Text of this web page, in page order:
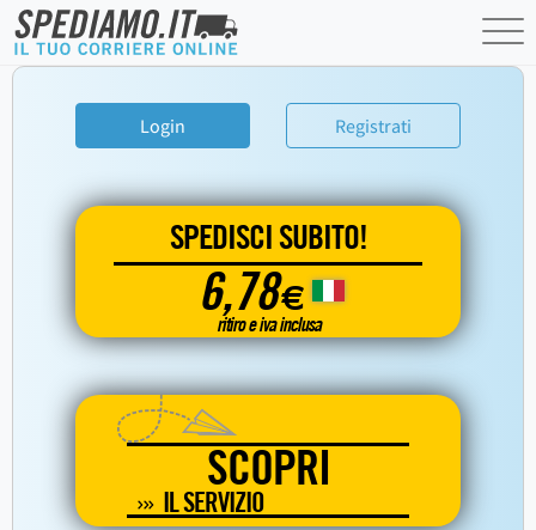
Login Registrati
SPEDISCI SUBITO!
6,78€
ritiro e iva inclusa
SCOPRI
IL SERVIZIO